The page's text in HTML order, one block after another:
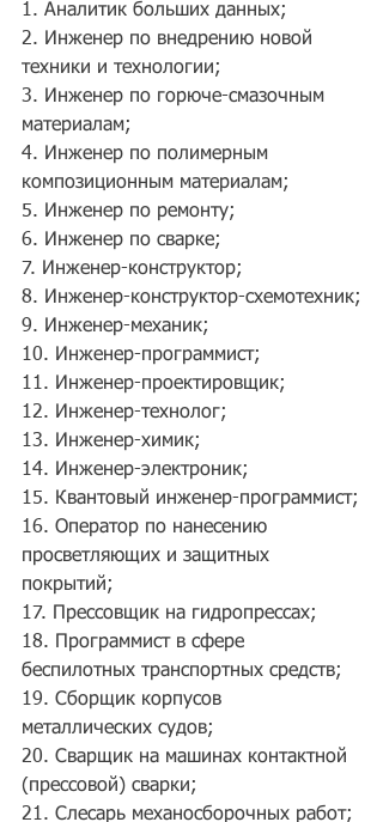
1. Аналитик больших данных;
2. Инженер по внедрению новой
техники и технологии;
3. Инженер по горюче-смазочным
материалам;
4. Инженер по полимерным
композиционным материалам;
5. Инженер по ремонту;
6. Инженер по сварке;
7. Инженер-конструктор;
8. Инженер-конструктор-схемотехник;
9. Инженер-механик;
10. Инженер-программист;
11. Инженер-проектировщик;
12. Инженер-технолог;
13. Инженер-химик;
14. Инженер-электроник;
15. Квантовый инженер-программист;
16. Оператор по нанесению
просветляющих и защитных
покрытий;
17. Прессовщик на гидропрессах;
18. Программист в сфере
беспилотных транспортных средств;
19. Сборщик корпусов
металлических судов;
20. Сварщик на машинах контактной
(прессовой) сварки;
21. Слесарь механосборочных работ;